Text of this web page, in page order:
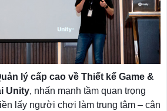
lý cấp cao về Thiết kế Game &
Unity, nhấn mạnh tầm quan trọng
lấy người chơi làm trung tâm – cân